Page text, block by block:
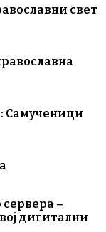
свет
Самученици
–
дигитални